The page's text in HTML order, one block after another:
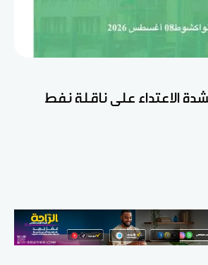
الاعتداء على ناقلة نفط